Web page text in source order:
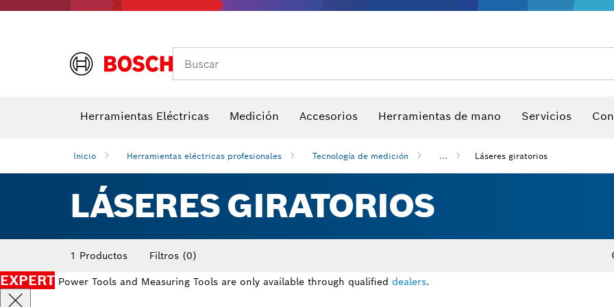
Buscar
Herramientas Eléctricas Medición Accesorios Herramientas de mano Servicios
Inicio Herramientas eléctricas profesionales Tecnología de medición ... Láseres giratorios
LÁSERES GIRATORIOS
1 Productos Filtros (0)
EXPERT Power Tools and Measuring Tools are only available through qualified dealers.